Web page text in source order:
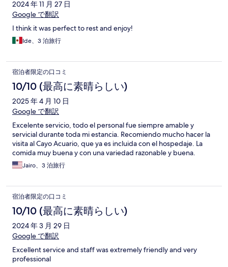
ミ
2024 年 11 月 27 日
Google で翻訳
I think it was perfect to rest and enjoy!
Ide、3 泊旅行
宿泊者限定の口コミ
10/10 (最高に素晴らしい)
2025 年 4 月 10 日
Google で翻訳
Excelente servicio, todo el personal fue siempre amable y
servicial durante toda mi estancia. Recomiendo mucho hacer la
visita al Cayo Acuario, que ya es incluida con el hospedaje. La
comida muy buena y con una variedad razonable y buena.
Jairo、3 泊旅行
宿泊者限定の口コミ
10/10 (最高に素晴らしい)
2024 年 3 月 29 日
Google で翻訳
Excellent service and staff was extremely friendly and very
professional